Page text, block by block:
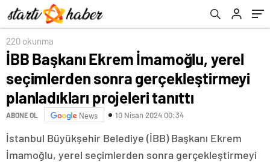
planladıkları projeleri tanıttı
220 okunma
İBB Başkanı Ekrem İmamoğlu, yerel
seçimlerden sonra gerçekleştirmeyi
planladıkları projeleri tanıttı
ABONE OL News 10 Nisan 2024 00:34
İstanbul Büyükşehir Belediye (İBB) Başkanı Ekrem
İmamoğlu, yerel seçimlerden sonra gerçekleştirmeyi